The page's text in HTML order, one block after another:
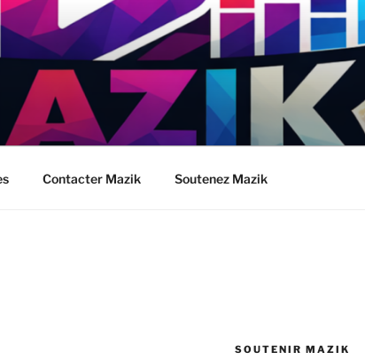
Contacter Mazik Soutenez Mazik
SOUTENIR MAZIK